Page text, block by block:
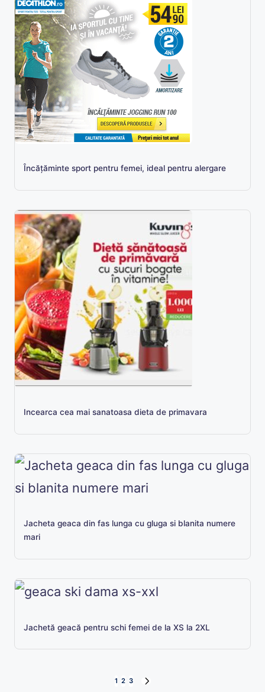
Încăţăminte sport pentru femei, ideal pentru alergare
Incearca cea mai sanatoasa dieta de primavara
Jacheta geaca din fas lunga cu gluga si blanita numere
mari
Jachetă geacă pentru schi femei de la XS la 2XL
1 2 3